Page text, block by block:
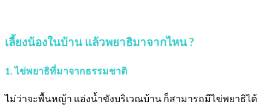
เลี้ยงน้องในบ้าน แล้วพยาธิมาจากไหน ?
1. ไข่พยาธิที่มาจากธรรมชาติ
ไม่ว่าจะพื้นหญ้า แอ่งน้ำขังบริเวณบ้าน ก็สามารถมีไข่พยาธิได้